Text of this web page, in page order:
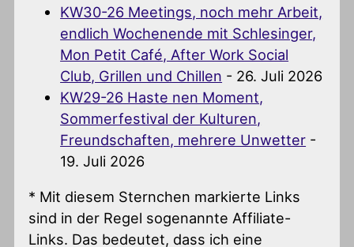
KW30-26 Meetings, noch mehr Arbeit,
endlich Wochenende mit Schlesinger,
Mon Petit Café, After Work Social
Club, Grillen und Chillen - 26. Juli 2026
KW29-26 Haste nen Moment,
Sommerfestival der Kulturen,
Freundschaften, mehrere Unwetter -
19. Juli 2026
* Mit diesem Sternchen markierte Links
sind in der Regel sogenannte Affiliate-
Links. Das bedeutet, dass ich eine